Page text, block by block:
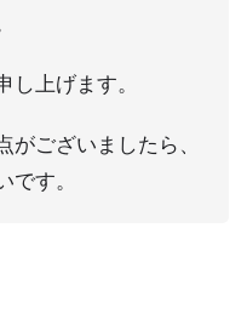
し上げます。
ございましたら、
です。